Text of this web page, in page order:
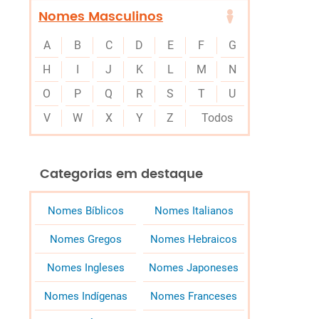
Nomes Masculinos
A B C D E F
G
H
I J K L M
N
O
P Q R S T
U
V
W X Y Z Todos
Categorias em destaque
Nomes Bíblicos Nomes Italianos
Nomes Gregos Nomes Hebraicos
Nomes Ingleses Nomes Japoneses
Nomes Indígenas Nomes Franceses